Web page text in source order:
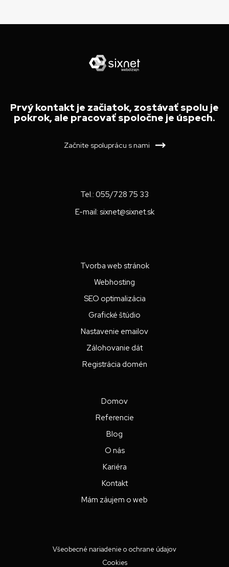
Prvý kontakt je začiatok, zostávať spolu je
pokrok, ale pracovať spoločne je úspech.
Začnite spoluprácu s nami
Tel.: 055/728 75 33
E-mail: sixnet@sixnet.sk
Tvorba web stránok
Webhosting
SEO optimalizácia
Grafické štúdio
Nastavenie emailov
Zálohovanie dát
Registrácia domén
Domov
Referencie
Blog
O nás
Kariéra
Kontakt
Mám záujem o web
Všeobecné nariadenie o ochrane údajov
Cookies